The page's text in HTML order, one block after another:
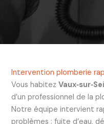
Intervention plomberie
Vous habitez
d’un professionnel de la
Notre équipe intervient
problèmes : fuite d’eau,